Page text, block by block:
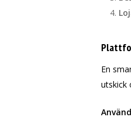
En
utskick